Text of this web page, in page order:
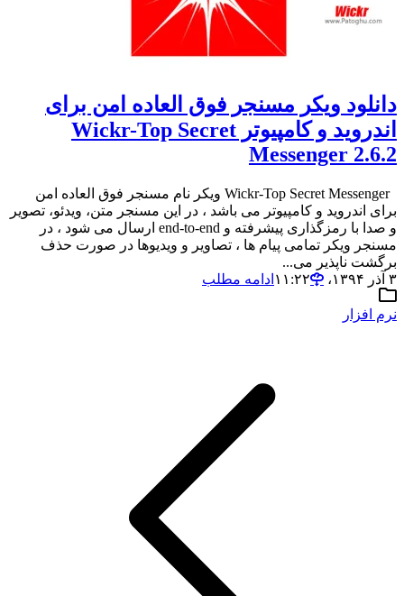
دانلود ویکر مسنجر فوق العاده امن برای
اندروید و کامپیوتر Wickr-Top Secret
Messenger 2.6.2
Wickr-Top Secret Messenger ویکر نام مسنجر فوق العاده امن
برای اندروید و کامپیوتر می باشد ، در این مسنجر متن، ویدئو، تصویر
و صدا با رمزگذاری پیشرفته و end-to-end ارسال می شود ، در
مسنجر ویکر تمامی پیام ها ، تصاویر و ویدیوها در صورت حذف
برگشت ناپذیر می...
۳ آذر ۱۳۹۴،‏ ۱۱:۲۲
ادامه مطلب
نرم افزار